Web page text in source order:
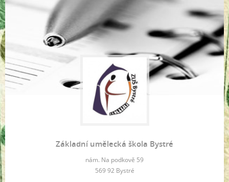
Základní umělecká škola Bystré
nám. Na podkově 59
569 92 Bystré